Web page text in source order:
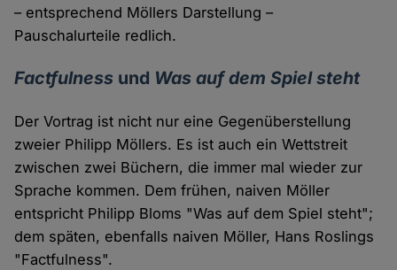
– entsprechend Möllers Darstellung –
Pauschalurteile redlich.
Factfulness und Was auf dem Spiel steht
Der Vortrag ist nicht nur eine Gegenüberstellung
zweier Philipp Möllers. Es ist auch ein Wettstreit
zwischen zwei Büchern, die immer mal wieder zur
Sprache kommen. Dem frühen, naiven Möller
entspricht Philipp Bloms "Was auf dem Spiel steht";
dem späten, ebenfalls naiven Möller, Hans Roslings
"Factfulness".